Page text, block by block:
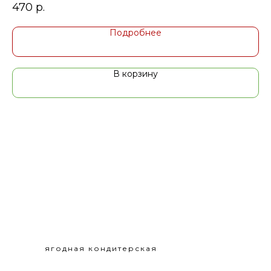
470 р.
Подробнее
В корзину
ягодная кондитерская